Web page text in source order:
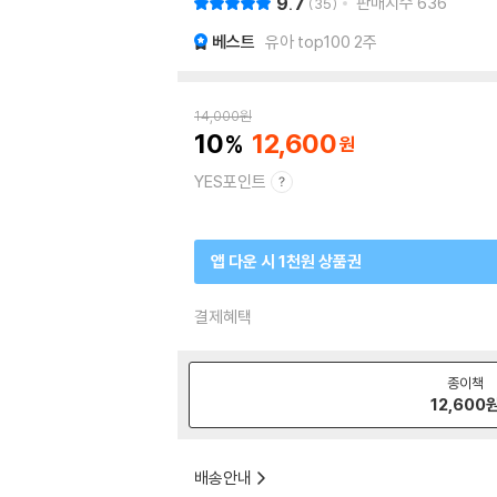
베스트 유아 top100 2주
14,000원
10 12,600
YES포인트
앱 다운 시 1천원 상품권
결제혜택
종이책
12,600
배송안내